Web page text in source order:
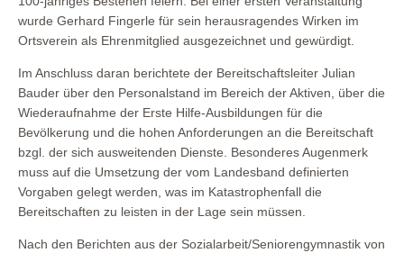
wurde Gerhard Fingerle für sein herausragendes Wirken im
Ortsverein als Ehrenmitglied ausgezeichnet und gewürdigt.
Im Anschluss daran berichtete der Bereitschaftsleiter Julian
Bauder über den Personalstand im Bereich der Aktiven, über die
Wiederaufnahme der Erste Hilfe-Ausbildungen für die
Bevölkerung und die hohen Anforderungen an die Bereitschaft
bzgl. der sich ausweitenden Dienste. Besonderes Augenmerk
muss auf die Umsetzung der vom Landesband definierten
Vorgaben gelegt werden, was im Katastrophenfall die
Bereitschaften zu leisten in der Lage sein müssen.
Nach den Berichten aus der Sozialarbeit/Seniorengymnastik von